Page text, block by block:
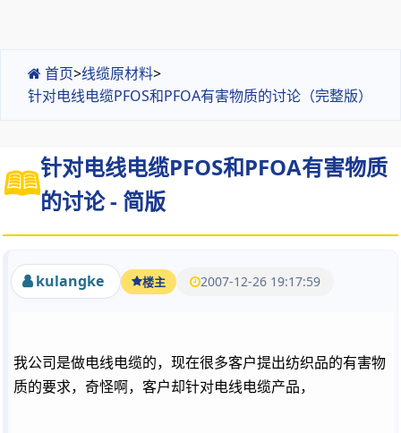
首页>线缆原材料>
针对电线电缆PFOS和PFOA有害物质的讨论（完整版）
针对电线电缆PFOS和PFOA有害物质
的讨论 - 简版
kulangke 楼主 2007-12-26 19:17:59
我公司是做电线电缆的，现在很多客户提出纺织品的有害物
质的要求，奇怪啊，客户却针对电线电缆产品，